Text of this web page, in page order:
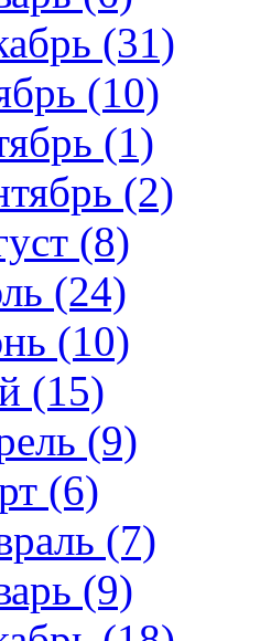
(31)
(10)
(1)
(2)
(8)
(24)
(10)
(15)
(9)
(6)
(7)
(9)